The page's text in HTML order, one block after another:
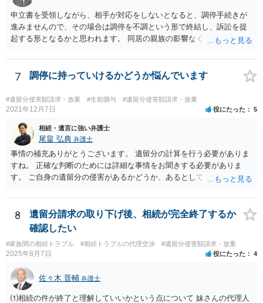
人は応じない姿勢を示していることから，実現は困難だと思います。
主張としては維持しつつも，現実的な解決方法（遺産分割協議の落と
しどころ）としては，譲歩することを甘受しなければならないかもし
れません。
申立書を受領しながら、相手が対応をしないとなると、調停手続きが
進みませんので、その場合は調停を不調という形で終結し、訴訟を提
起する形となるかと思われます。 同居の親族の影響なく、というのは
め、後からひっくり返すということは難しくなってくるかと思われま
す。 公開相談の場でのご相談については、どうしても限界が出てしま
7 調停に持っていけるかどうか悩んでいます
#遺留分侵害額請求・放棄 #生前贈与 #遺留分侵害額請求・放棄
2021年12月7日 役にたった 5
相続・遺言に強い弁護士
尾畠 弘典 弁護士
事情の補充ありがとうございます。 遺留分の計算を行う必要がありま
すね。 正確な判断のためには詳細な事情をお聞きする必要がありま
す。 ご自身の遺留分の侵害があるかどうか、あるとしてどの程度の金
相談されるのが良いと思います。
8
遺留分請求の取り下げ後、相続が完全終了するか
確認したい
#家族間の相続トラブル #相続トラブルの代理交渉 #遺留分侵害額請求・放棄
2025年8月7日 役にたった 4
佐々木 晋輔 弁護士
⑴相続の件が終了と理解していいかという点について 妹さんの代理人